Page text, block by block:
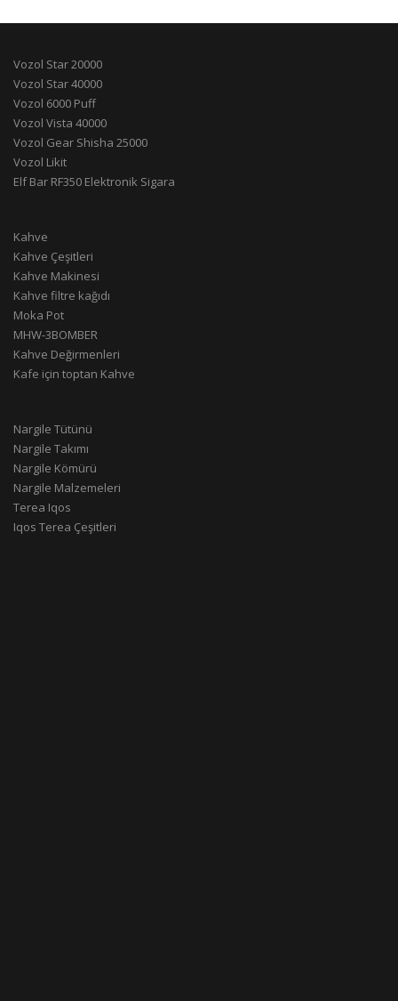
Vozol Star 20000
Vozol Star 40000
Vozol 6000 Puff
Vozol Vista 40000
Vozol Gear Shisha 25000
Vozol Likit
Elf Bar RF350 Elektronik Sigara
Kahve
Kahve Çeşitleri
Kahve Makinesi
Kahve filtre kağıdı
Moka Pot
MHW-3BOMBER
Kahve Değirmenleri
Kafe için toptan Kahve
Nargile Tütünü
Nargile Takımı
Nargile Kömürü
Nargile Malzemeleri
Terea Iqos
Iqos Terea Çeşitleri